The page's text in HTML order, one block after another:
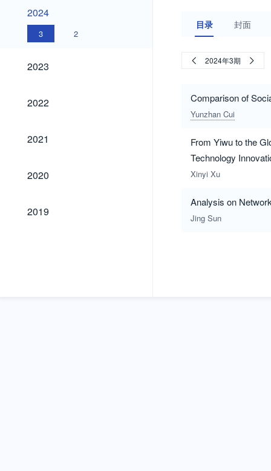
2024
2024
3 2
2023
2023
2022
2022
2021
2021
2020
2020
2019
2019
目录 封面
2024年3期
Comparison of
Yunzhan Cui
From Yiwu to the
Technology
Xinyi Xu
Analysis on
Jing Sun